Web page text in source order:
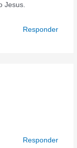
Jesus.
Responder
Responder